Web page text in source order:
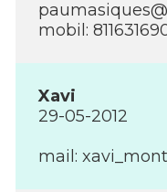
mobil:
Xavi
29-05-2012
mail: